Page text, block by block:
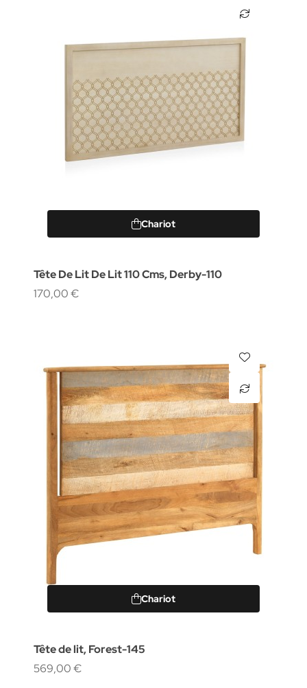
Chariot
Tête De Lit De Lit 110 Cms, Derby-110
170,00 €
Chariot
Tête de lit, Forest-145
569,00 €